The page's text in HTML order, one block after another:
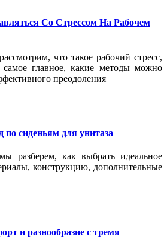
Со Стрессом На Рабочем
что такое рабочий стресс,
самое главное, какие методы можно
преодоления
по сиденьям для унитаза
разберем, как выбрать идеальное
конструкцию, дополнительные
и разнообразие с тремя